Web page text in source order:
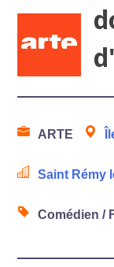
ARTE
Saint Rémy
Comédien /